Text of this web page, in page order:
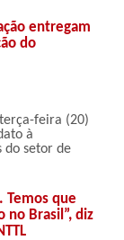
entregam
do
feira (20)
à
do setor de
Temos que
Brasil”, diz